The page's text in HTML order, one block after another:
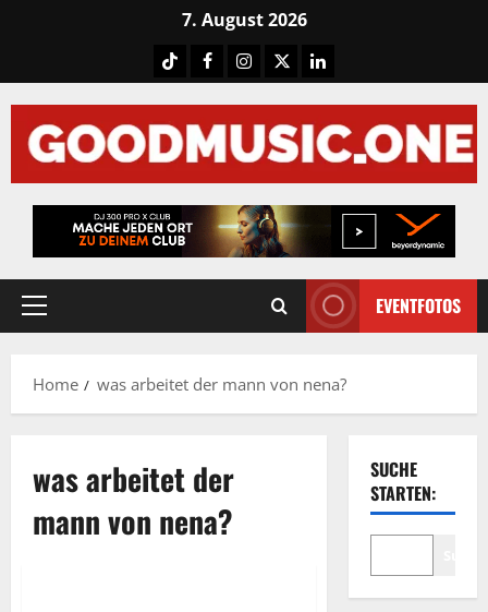
7. August 2026
TiktokFacebook
Instagram
X LinkedIN
Primary
EVENTFOTOS
Home was arbeitet der mann von nena?
was arbeitet der
mann von nena?
SUCHE
STARTEN: